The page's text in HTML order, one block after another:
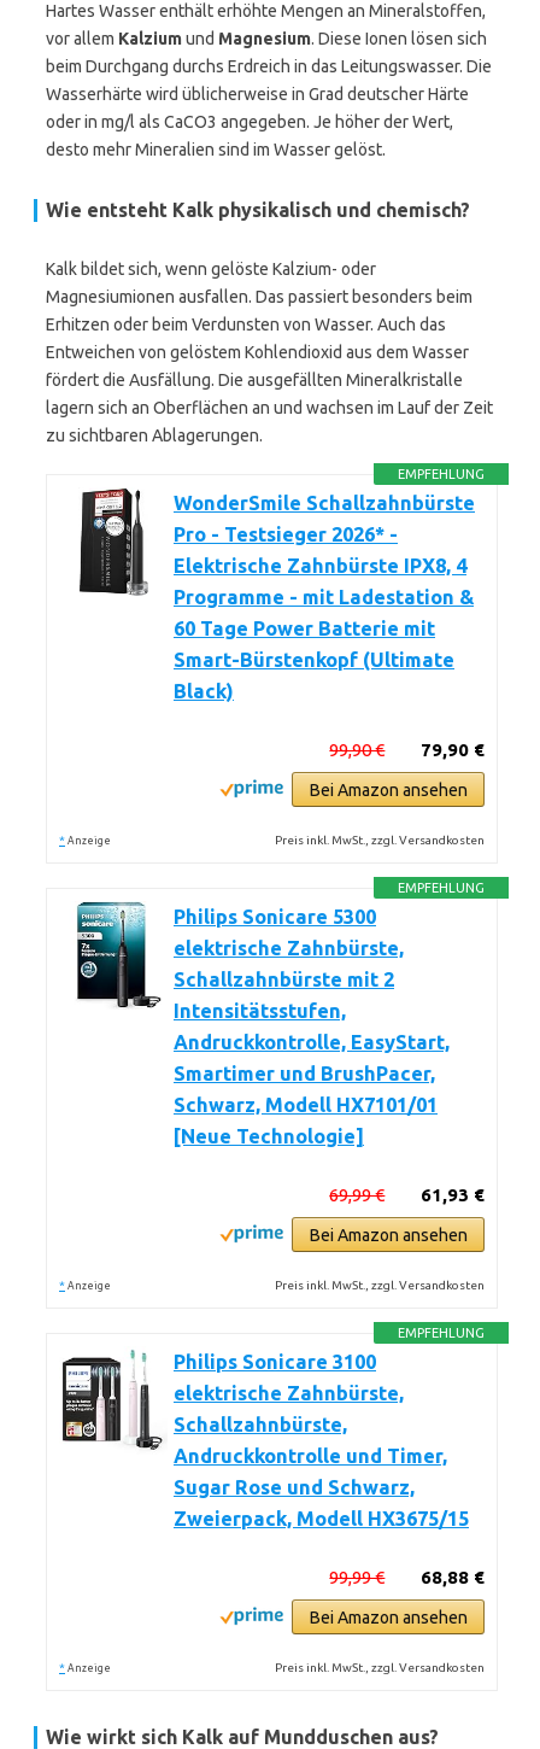
Hartes Wasser enthält erhöhte Mengen an Mineralstoffen,
vor allem Kalziumund Magnesium. Diese Ionen lösen sich
beim Durchgang durchs Erdreich in das Leitungswasser. Die
Wasserhärte wird üblicherweise in Grad deutscher Härte
oder in mg/l als CaCO3 angegeben. Je höher der Wert,
desto mehr Mineralien sind im Wasser gelöst.
Wie entsteht Kalk physikalisch und chemisch?
Kalk bildet sich, wenn gelöste Kalzium- oder
Magnesiumionen ausfallen. Das passiert besonders beim
Erhitzen oder beim Verdunsten von Wasser. Auch das
Entweichen von gelöstem Kohlendioxid aus dem Wasser
fördert die Ausfällung. Die ausgefällten Mineralkristalle
lagern sich an Oberflächen an und wachsen im Lauf der Zeit
zu sichtbaren Ablagerungen.
EMPFEHLUNG
WonderSmile Schallzahnbürste
Pro - Testsieger 2026* -
Elektrische Zahnbürste IPX8, 4
Programme - mit Ladestation &
60 Tage Power Batterie mit
Smart-Bürstenkopf (Ultimate
Black)
79,90 €
99,90 €
Bei Amazon ansehen
* Anzeige Preis inkl. MwSt., zzgl. Versandkosten
EMPFEHLUNG
Philips Sonicare 5300
elektrische Zahnbürste,
Schallzahnbürste mit 2
Intensitätsstufen,
Andruckkontrolle, EasyStart,
Smartimer und BrushPacer,
Schwarz, Modell HX7101/01
[Neue Technologie]
61,93 €
69,99 €
Bei Amazon ansehen
* Anzeige Preis inkl. MwSt., zzgl. Versandkosten
EMPFEHLUNG
Philips Sonicare 3100
elektrische Zahnbürste,
Schallzahnbürste,
Andruckkontrolle und Timer,
Sugar Rose und Schwarz,
Zweierpack, Modell HX3675/15
68,88 €
99,99 €
Bei Amazon ansehen
* Anzeige Preis inkl. MwSt., zzgl. Versandkosten
Wie wirkt sich Kalk auf Mundduschen aus?